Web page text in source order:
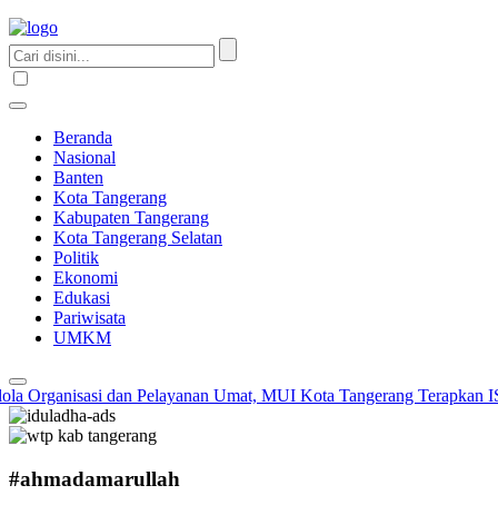
Beranda
Nasional
Banten
Kota Tangerang
Kabupaten Tangerang
Kota Tangerang Selatan
Politik
Ekonomi
Edukasi
Pariwisata
UMKM
dan Pelayanan Umat, MUI Kota Tangerang Terapkan ISO
#ahmadamarullah